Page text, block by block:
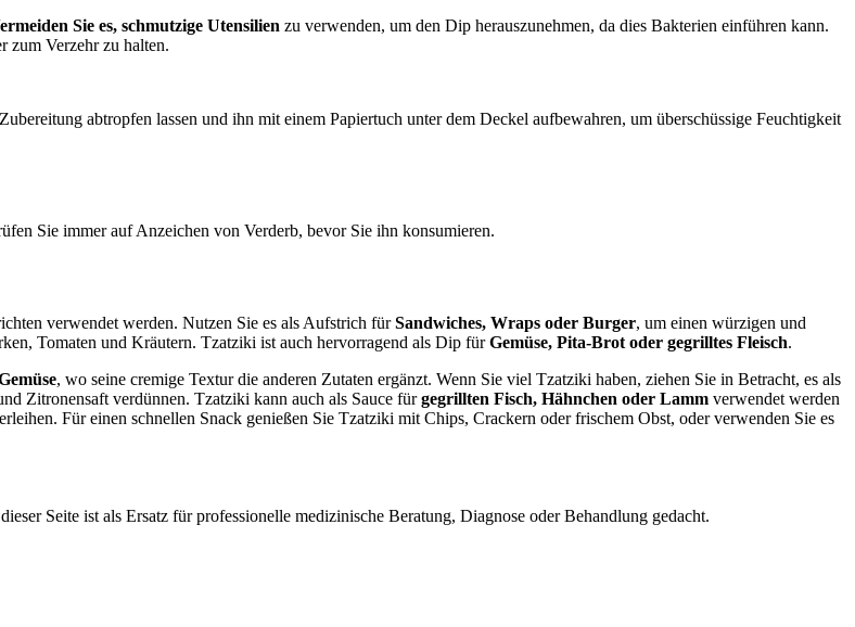
Sie es, schmutzige Utensilien zu verwenden, um den Dip herauszunehmen, da dies Bakterien einführen kann.
zum Verzehr zu halten.
abtropfen lassen und ihn mit einem Papiertuch unter dem Deckel aufbewahren, um überschüssige Feuchtigkeit
Sie immer auf Anzeichen von Verderb, bevor Sie ihn konsumieren.
verwendet werden. Nutzen Sie es als Aufstrich fürSandwiches, Wraps oder Burger, um einen würzigen und
Tomaten und Kräutern. Tzatziki ist auch hervorragend als Dip fürGemüse, Pita-Brot oder gegrilltes Fleisch.
, wo seine cremige Textur die anderen Zutaten ergänzt. Wenn Sie viel Tzatziki haben, ziehen Sie in Betracht, es als
Zitronensaft verdünnen. Tzatziki kann auch als Sauce fürgegrillten Fisch, Hähnchen oder Lamm verwendet werden
Für einen schnellen Snack genießen Sie Tzatziki mit Chips, Crackern oder frischem Obst, oder verwenden Sie es
Seite ist als Ersatz für professionelle medizinische Beratung, Diagnose oder Behandlung gedacht.